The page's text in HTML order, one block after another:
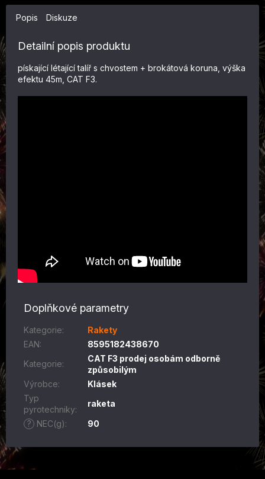
Popis Diskuze
Detailní popis produktu
pískající létající talíř s chvostem + brokátová koruna, výška
efektu 45m , CAT F3.
Doplňkové parametry
Kategorie:
Rakety
EAN:
8595182438670
Kategorie:
CAT F3 prodej osobám odborně
způsobilým
Výrobce:
Klásek
Typ
pyrotechniky:
raketa
?
NEC(g): 90